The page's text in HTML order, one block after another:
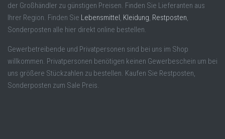
der Großhändler zu günstigen Preisen. Finden Sie Lieferanten aus
Ihrer Region. Finden Sie Lebensmittel, Kleidung, Restposten,
Sonderposten alle hier direkt online bestellen.
Gewerbetreibende und Privatpersonen sind bei uns im Shop
willkommen. Privatpersonen benötigen keinen Gewerbeschein um bei
uns größere Stückzahlen zu bestellen. Kaufen Sie Restposten,
Sonderposten zum Sale Preis.